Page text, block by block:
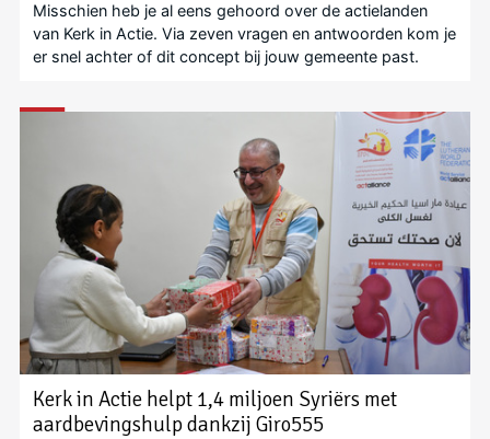
Misschien heb je al eens gehoord over de actielanden
van Kerk in Actie. Via zeven vragen en antwoorden kom je
er snel achter of dit concept bij jouw gemeente past.
Kerk in Actie helpt 1,4 miljoen Syriërs met
aardbevingshulp dankzij Giro555